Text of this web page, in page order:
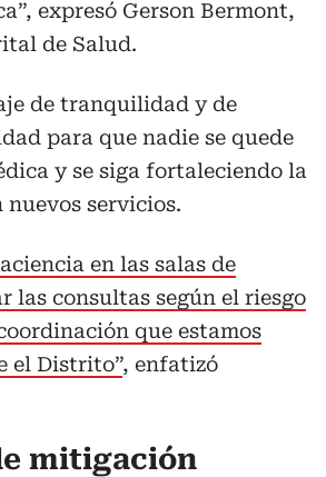
expresó Gerson Bermont,
de Salud.
de tranquilidad y de
para que nadie se quede
y se siga fortaleciendo la
servicios.
en las salas de
las consultas según el riesgo
que estamos
el Distrito”, enfatizó
mitigación